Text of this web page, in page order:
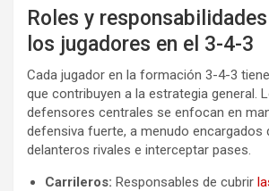
Roles y
los jugadores en el 3-4-3
Cada jugador en la formación 3-4-3
que contribuyen a la estrategia general.
defensores centrales se enfocan en
defensiva fuerte, a menudo encargados
delanteros rivales e interceptar pases.
Carrileros: Responsables de cubrir